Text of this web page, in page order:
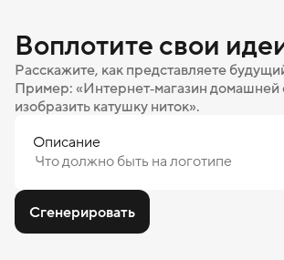
Воплотите свои
Расскажите, как представляете
Пример: «Интернет‑магазин
изобразить катушку ниток».
Описание
Сгенерировать